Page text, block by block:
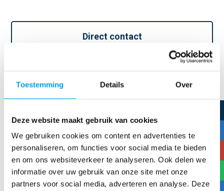
Toestemming Details Over
Deze website maakt gebruik van cookies
We gebruiken cookies om content en advertenties te
personaliseren, om functies voor social media te bieden
en om ons websiteverkeer te analyseren. Ook delen we
informatie over uw gebruik van onze site met onze
partners voor social media, adverteren en analyse. Deze
Direct contact